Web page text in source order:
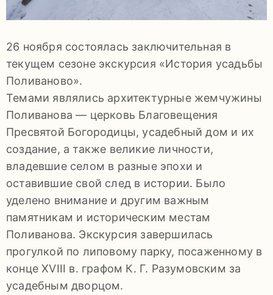
Заявление
конфиденциальности
26 ноября состоялась заключительная в
текущем сезоне экскурсия «История усадьбы
Поливаново».
Темами являлись архитектурные жемчужины
Поливанова — церковь Благовещения
Пресвятой Богородицы, усадебный дом и их
создание, а также великие личности,
владевшие селом в разные эпохи и
оставившие свой след в истории. Было
уделено внимание и другим важным
памятникам и историческим местам
Поливанова. Экскурсия завершилась
прогулкой по липовому парку, посаженному в
конце XVIII в. графом К. Г. Разумовским за
усадебным дворцом.